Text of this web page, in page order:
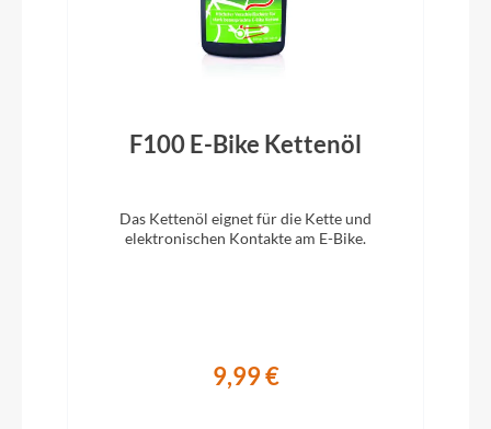
StandWell, Hinterbauständer
Höhenverstellung
Kompaktrahmen
F100 E-Bike Kettenöl
Das Kettenöl eignet für die Kette und
elektronischen Kontakte am E-Bike.
9,99 €